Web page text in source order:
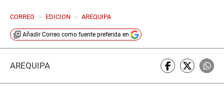
CORREO > EDICION > AREQUIPA
Añadir Correo como fuente preferida en
AREQUIPA